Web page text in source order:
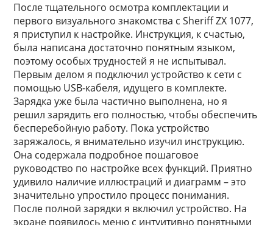
После тщательного осмотра комплектации и
первого визуального знакомства с Sheriff ZX 1077,
я приступил к настройке. Инструкция, к счастью,
была написана достаточно понятным языком,
поэтому особых трудностей я не испытывал.
Первым делом я подключил устройство к сети с
помощью USB-кабеля, идущего в комплекте.
Зарядка уже была частично выполнена, но я
решил зарядить его полностью, чтобы обеспечить
бесперебойную работу. Пока устройство
заряжалось, я внимательно изучил инструкцию.
Она содержала подробное пошаговое
руководство по настройке всех функций. Приятно
удивило наличие иллюстраций и диаграмм – это
значительно упростило процесс понимания.
После полной зарядки я включил устройство. На
экране появилось меню с интуитивно понятными